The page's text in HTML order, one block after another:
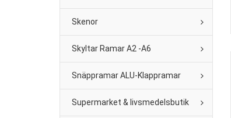
Skenor
Skyltar Ramar A2 -A6
Snäppramar ALU-Klappramar
Supermarket & livsmedelsbutik